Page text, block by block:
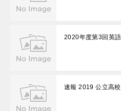
2020年度第3回英
速報 2019 公立高